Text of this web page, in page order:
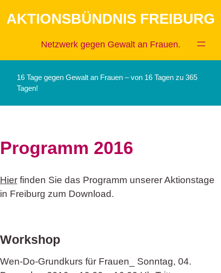
Inhalt
AKTIONSBÜNDNIS FREIBURG
Netzwerk gegen Gewalt an Frauen.
16 Tage gegen Gewalt an Frauen – von 16 Tagen zu 365
Tagen!
Programm 2016
Hier finden Sie das Programm unserer Aktionstage
in Freiburg zum Download.
Workshop
Wen-Do-Grundkurs für Frauen_ Sonntag, 04.